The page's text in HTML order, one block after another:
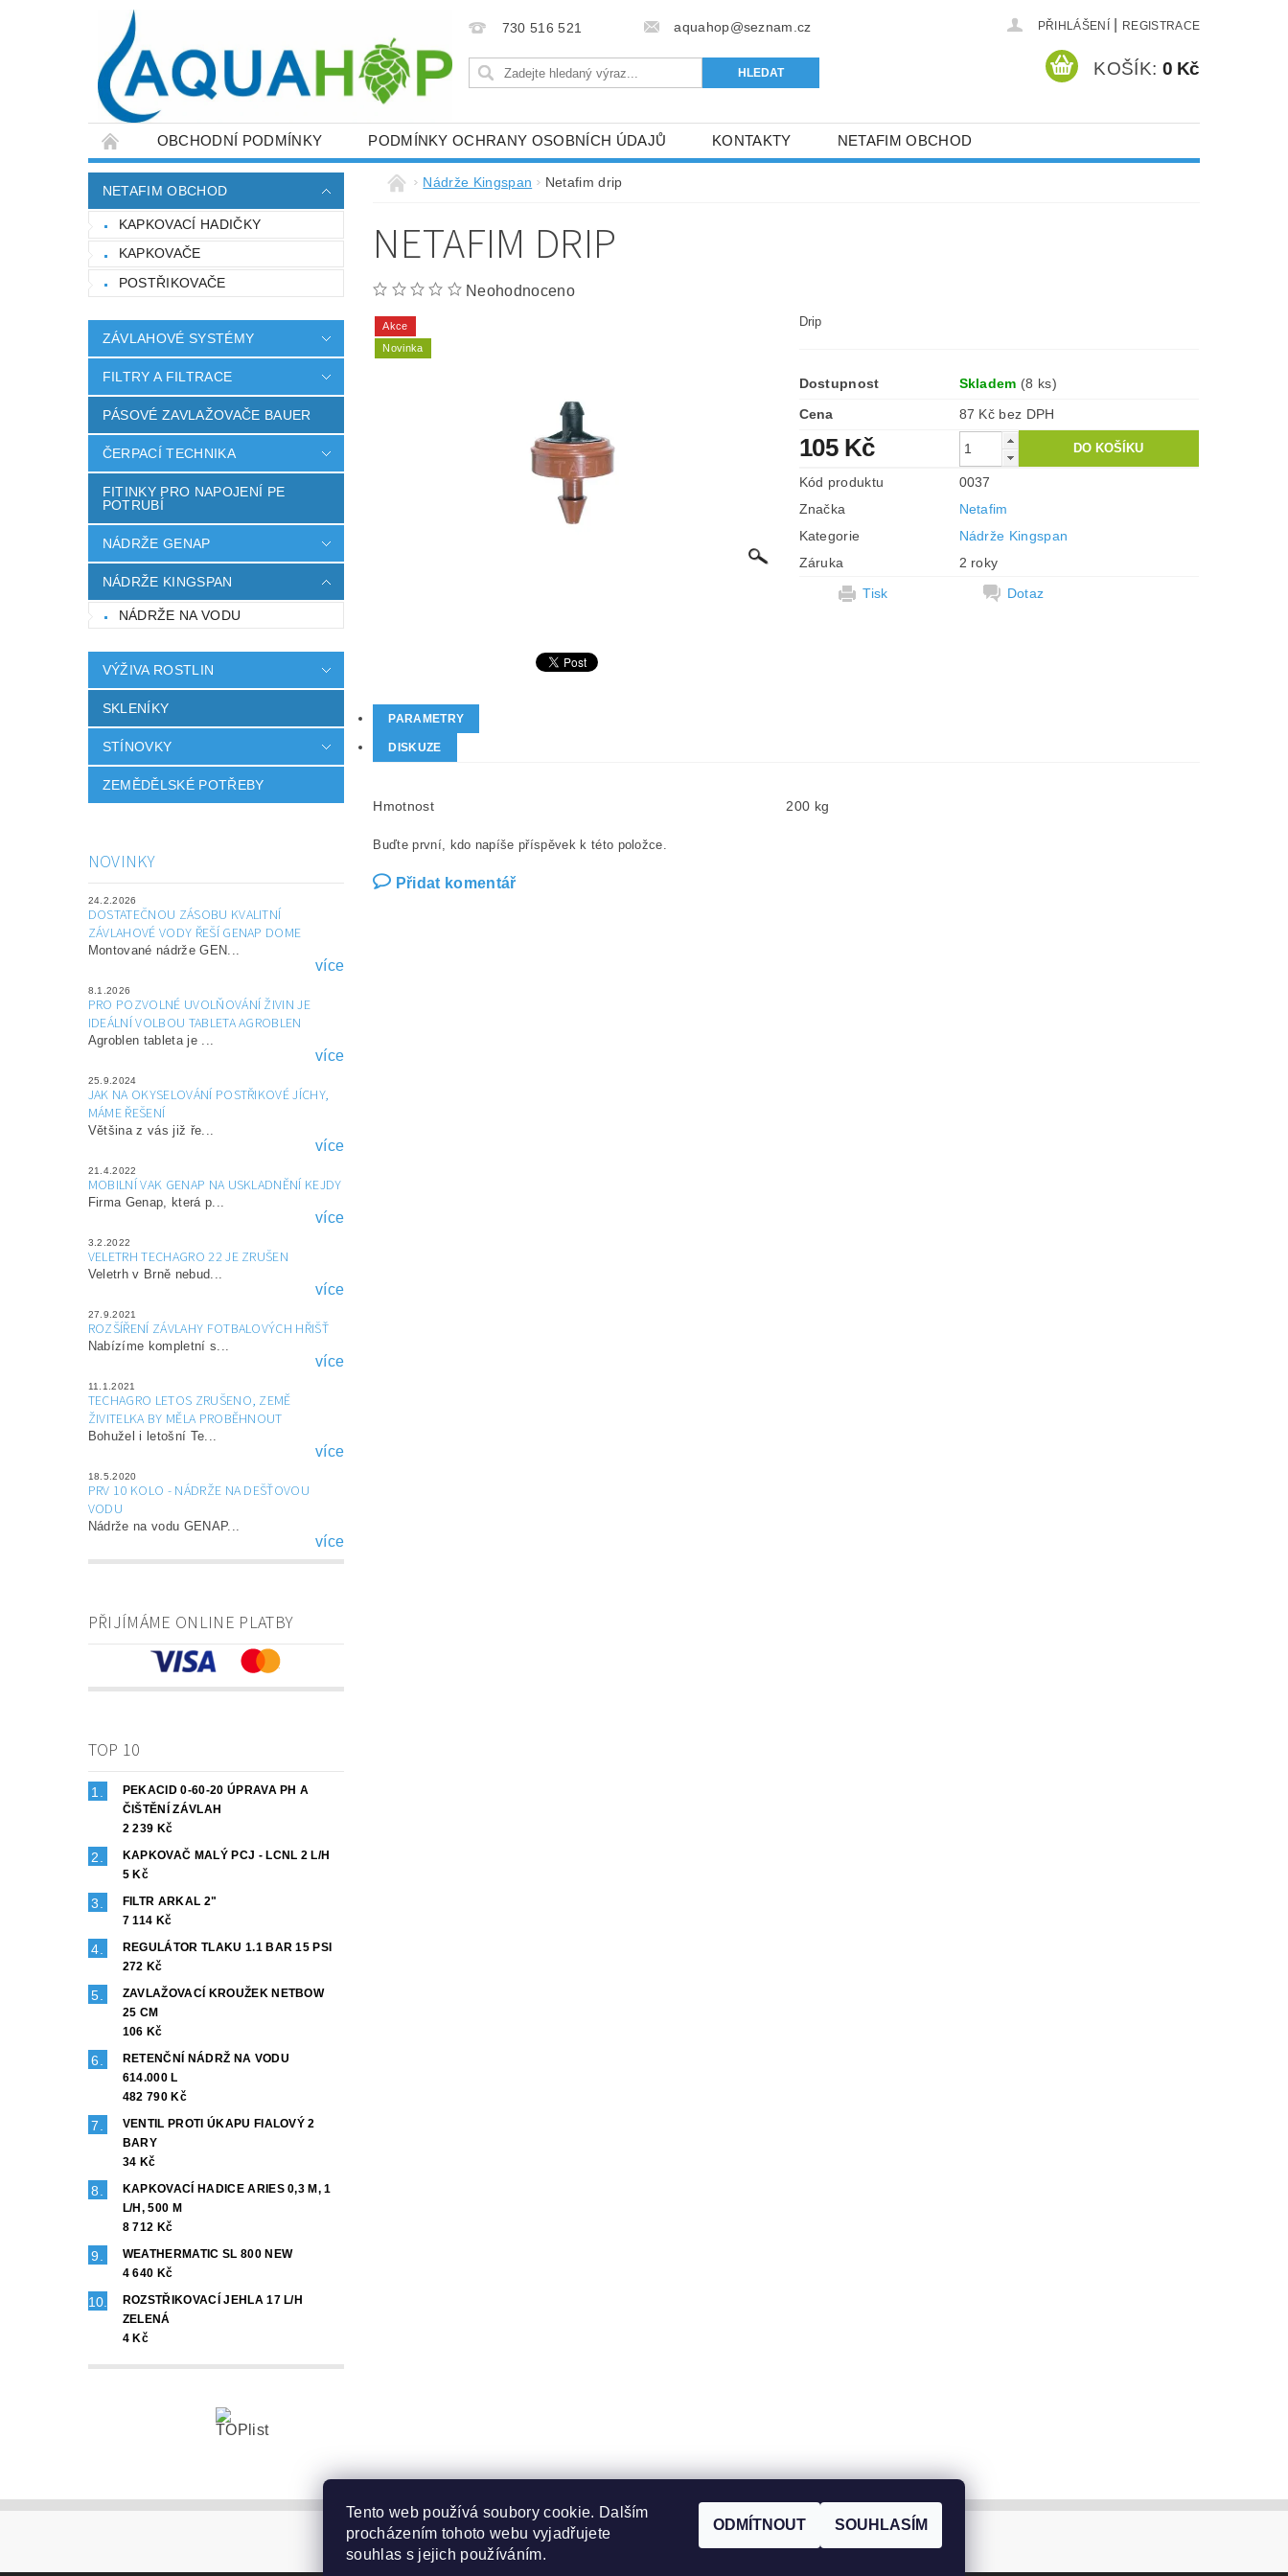
730 516 521 aquahop@seznam.cz PŘIHLÁŠENÍ REGISTRACE
KOŠÍK: 0 Kč
OBCHODNÍ PODMÍNKY PODMÍNKY OCHRANY OSOBNÍCH ÚDAJŮ KONTAKTY NETAFIM OBCHOD
ZÁVLAHOVÉ SYSTÉMY FILTRY A FILTRACE PÁSOVÉ ZAVLAŽOVAČE BAUER
FITINKY PRO NAPOJENÍ PE POTRUBÍ
ZEMĚDĚLSKÉ POTŘEBY NAPIŠTE NÁM
NETAFIM OBCHOD
KAPKOVACÍ HADIČKY
KAPKOVAČE
POSTŘIKOVAČE
ZÁVLAHOVÉ SYSTÉMY
FILTRY A FILTRACE
PÁSOVÉ ZAVLAŽOVAČE BAUER
ČERPACÍ TECHNIKA
FITINKY PRO NAPOJENÍ PE
POTRUBÍ
NÁDRŽE GENAP
NÁDRŽE KINGSPAN
NÁDRŽE NA VODU
VÝŽIVA ROSTLIN
SKLENÍKY
STÍNOVKY
ZEMĚDĚLSKÉ POTŘEBY
NOVINKY
24.2.2026
DOSTATEČNOU ZÁSOBU KVALITNÍ
ZÁVLAHOVÉ VODY ŘEŠÍ GENAP DOME
Montované nádrže GEN...
více
8.1.2026
PRO POZVOLNÉ UVOLŇOVÁNÍ ŽIVIN JE
IDEÁLNÍ VOLBOU TABLETA AGROBLEN
Agroblen tableta je ...
více
25.9.2024
JAK NA OKYSELOVÁNÍ POSTŘIKOVÉ JÍCHY,
MÁME ŘEŠENÍ
Většina z vás již ře...
více
21.4.2022
MOBILNÍ VAK GENAP NA USKLADNĚNÍ KEJDY
Firma Genap, která p...
více
3.2.2022
VELETRH TECHAGRO 22 JE ZRUŠEN
Veletrh v Brně nebud...
více
27.9.2021
ROZŠÍŘENÍ ZÁVLAHY FOTBALOVÝCH HŘIŠŤ
Nabízíme kompletní s...
více
11.1.2021
TECHAGRO LETOS ZRUŠENO, ZEMĚ
ŽIVITELKA BY MĚLA PROBĚHNOUT
Bohužel i letošní Te...
více
18.5.2020
PRV 10 KOLO - NÁDRŽE NA DEŠŤOVOU
VODU
Nádrže na vodu GENAP...
více
PŘIJÍMÁME ONLINE PLATBY
TOP 10
PEKACID 0-60-20 ÚPRAVA PH A
ČIŠTĚNÍ ZÁVLAH
2 239 Kč
KAPKOVAČ MALÝ PCJ - LCNL 2 L/H
5 Kč
FILTR ARKAL 2"
7 114 Kč
REGULÁTOR TLAKU 1.1 BAR 15 PSI
272 Kč
ZAVLAŽOVACÍ KROUŽEK NETBOW
25 CM
106 Kč
RETENČNÍ NÁDRŽ NA VODU
614.000 L
482 790 Kč
VENTIL PROTI ÚKAPU FIALOVÝ 2
BARY
34 Kč
KAPKOVACÍ HADICE ARIES 0,3 M, 1
L/H, 500 M
8 712 Kč
WEATHERMATIC SL 800 NEW
4 640 Kč
ROZSTŘIKOVACÍ JEHLA 17 L/H
ZELENÁ
4 Kč
Nádrže Kingspan Netafim drip
NETAFIM DRIP
Neohodnoceno
Akce
Novinka
Drip
Dostupnost Skladem (8 ks)
Cena
87 Kč bez DPH
105 Kč
Kód produktu
0037
Značka
Netafim
Kategorie
Nádrže Kingspan
Záruka
2 roky
Tisk
Dotaz
PARAMETRY
DISKUZE
Hmotnost 200 kg
Buďte první, kdo napíše příspěvek k této položce.
Přidat komentář
Zboží.cz Heureka.cz
Tento web používá soubory cookie. Dalším
procházením tohoto webu vyjadřujete
souhlas s jejich používáním.
ODMÍTNOUT SOUHLASÍM